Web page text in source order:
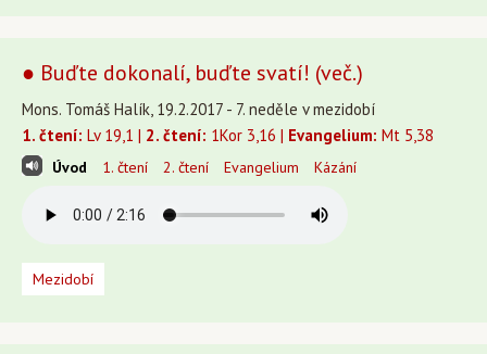
● Buďte dokonalí, buďte svatí! (več.)
Mons. Tomáš Halík, 19.2.2017 - 7. neděle v mezidobí
1. čtení: Lv 19,1 | 2. čtení: 1Kor 3,16 | Evangelium: Mt 5,38
Úvod 1. čtení 2. čtení Evangelium Kázání
Mezidobí